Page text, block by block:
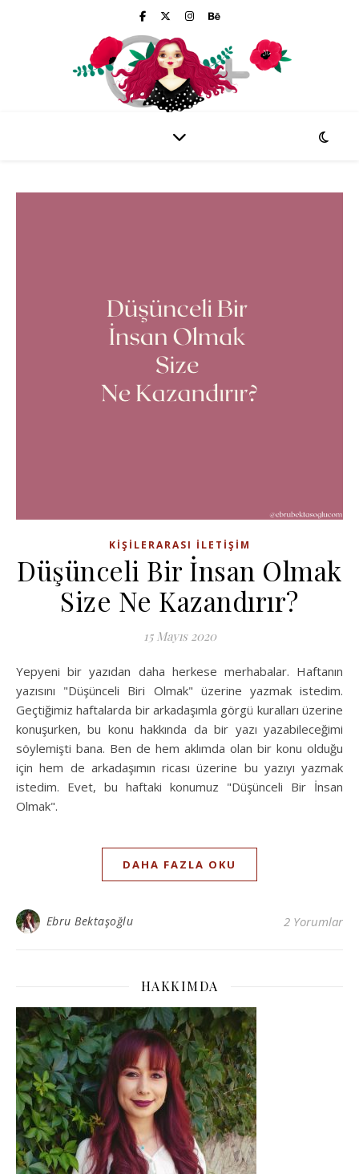
KIŞILERARASI İLETIŞIM
Düşünceli Bir İnsan Olmak
Size Ne Kazandırır?
15 Mayıs 2020
Yepyeni bir yazıdan daha herkese merhabalar. Haftanın
yazısını "Düşünceli Biri Olmak" üzerine yazmak istedim.
Geçtiğimiz haftalarda bir arkadaşımla görgü kuralları üzerine
konuşurken, bu konu hakkında da bir yazı yazabileceğimi
söylemişti bana. Ben de hem aklımda olan bir konu olduğu
için hem de arkadaşımın ricası üzerine bu yazıyı yazmak
istedim. Evet, bu haftaki konumuz "Düşünceli Bir İnsan
Olmak".
DAHA FAZLA OKU
Ebru Bektaşoğlu 2 Yorumlar
HAKKIMDA